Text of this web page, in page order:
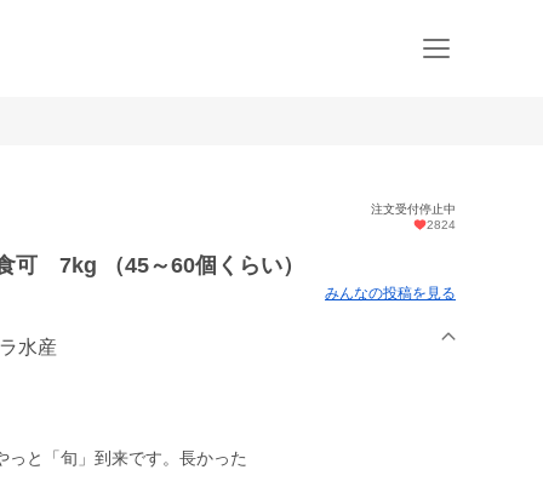
注文受付停止中
2824
7kg （45～60個くらい）
みんなの投稿を見る
水産
と「旬」到来です。長かった